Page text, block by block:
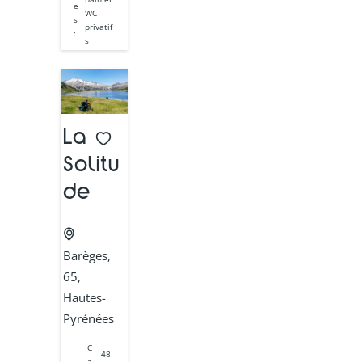
e
s
:
WC
privatif
s
La
Solitu
de
Barèges,
65,
Hautes-
Pyrénées
C
48